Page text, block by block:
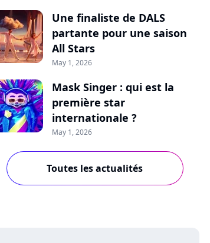
Une finaliste de DALS
partante pour une saison
All Stars
May 1, 2026
Mask Singer : qui est la
première star
internationale ?
May 1, 2026
Toutes les actualités